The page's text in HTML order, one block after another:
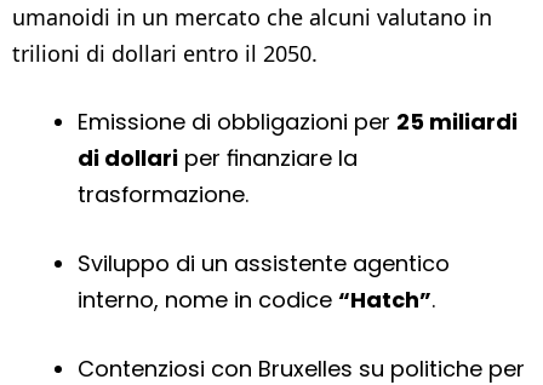
umanoidi in un mercato che alcuni valutano in
trilioni di dollari entro il 2050.
Emissione di obbligazioni per 25 miliardi
di dollari per finanziare la
trasformazione.
Sviluppo di un assistente agentico
interno, nome in codice “Hatch”.
Contenziosi con Bruxelles su politiche per